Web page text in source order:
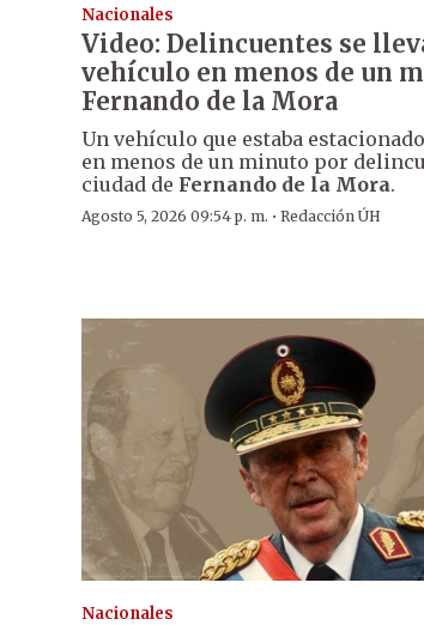
Nacionales
Video: Delincuentes se
vehículo en menos de un
Fernando de la Mora
Un vehículo que estaba
en menos de un minuto por
ciudad de Fernando de la Mora.
Agosto 5, 2026 09:54 p. m. · Redacción ÚH
Nacionales